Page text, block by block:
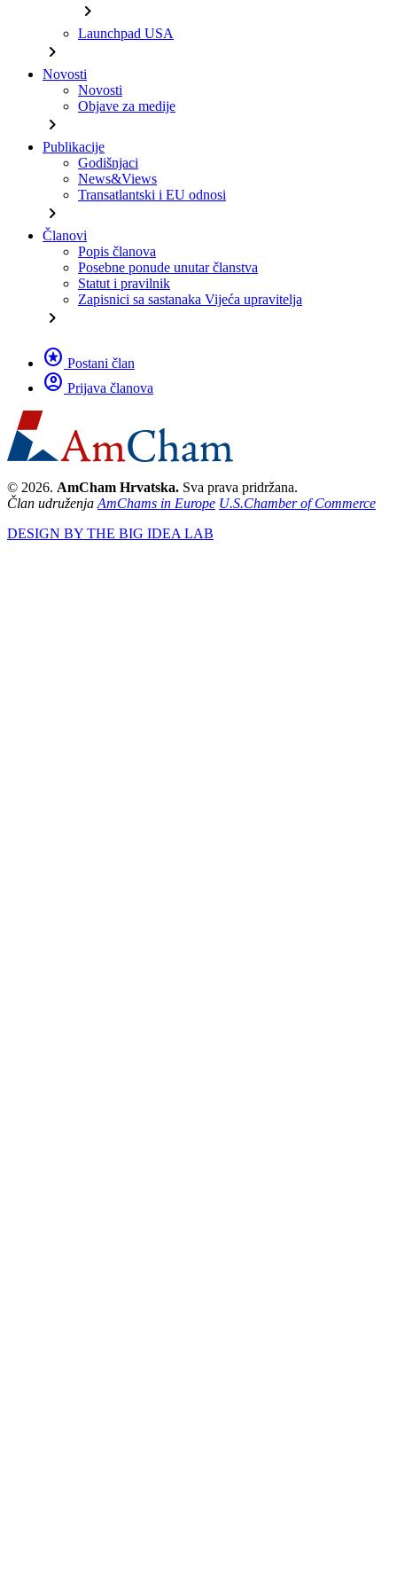
chevron_right
Launchpad USA
chevron_right
Novosti
Novosti
Objave za medije
chevron_right
Publikacije
Godišnjaci
News&Views
Transatlantski i EU odnosi
chevron_right
Članovi
Popis članova
Posebne ponude unutar članstva
Statut i pravilnik
Zapisnici sa sastanaka Vijeća upravitelja
chevron_right
stars Postani član
account_circle Prijava članova
© 2026. AmCham Hrvatska. Sva prava pridržana.
Član udruženja AmChams in Europe U.S.Chamber of Commerce
DESIGN BY THE BIG IDEA LAB